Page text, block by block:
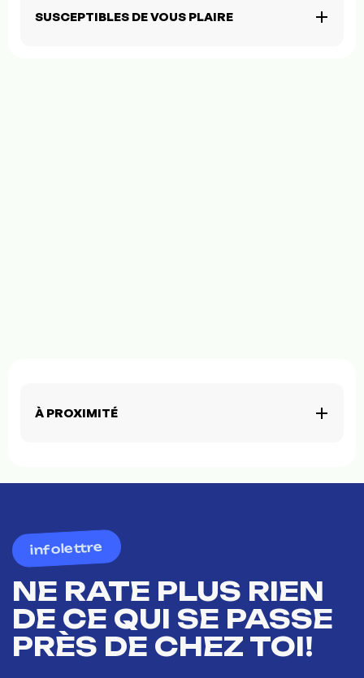
SUSCEPTIBLES DE VOUS PLAIRE
À PROXIMITÉ
infolettre
NE RATE PLUS RIEN
DE CE QUI SE PASSE
PRÈS DE CHEZ TOI!